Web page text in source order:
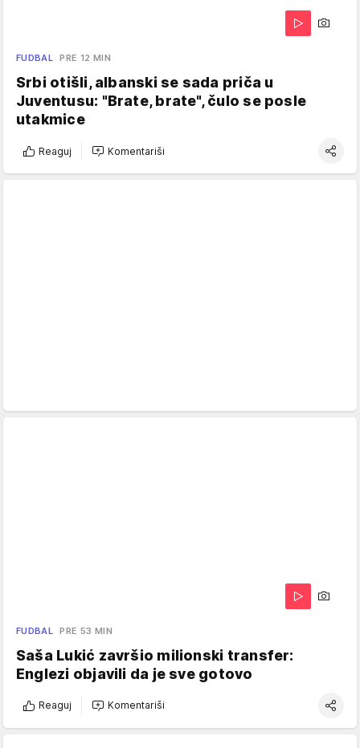
FUDBAL PRE 12 MIN
Srbi otišli, albanski se sada priča u
Juventusu: "Brate, brate", čulo se posle
utakmice
Reaguj Komentariši
FUDBAL PRE 53 MIN
Saša Lukić završio milionski transfer:
Englezi objavili da je sve gotovo
Reaguj Komentariši